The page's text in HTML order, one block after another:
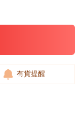
有貨提醒